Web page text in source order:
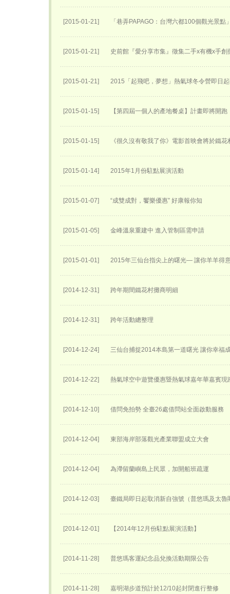
[2015-01-21] 「巷弄PAPAGO：台灣六都100個觀光景點
[2015-01-21] 史前館『愛分享市集』徵集二手x有機x手創
[2015-01-21] 2015「起飛吧，夢想」熱氣球冬令營即日
[2015-01-15] 【第四屆一個人的產地餐桌】計畫即將開跑
[2015-01-15] 《很久沒有敬我了你》電影首映會將於鐵花
[2015-01-14] 2015年1月份駐點展演活動
[2015-01-07] “成雙成對，饗樂優惠” 好康報你知
[2015-01-05] 金峰溫泉重建中 進入管制區需申請
[2015-01-01] 2015年三仙台指尖上的曙光— 讓你羊羊得
[2014-12-31] 跨年期間鐵花村攤商明細
[2014-12-31] 跨年活動總整理
[2014-12-24] 三仙台捕捉2014本島第一道曙光 讓你幸福
[2014-12-22] 熱氣球空中遊覽優惠暨熱氣球嘉年華嘉賓現
[2014-12-10] 借問免拍勢 全臺26處借問站全面啟動服務
[2014-12-04] 東部海岸部落觀光產業聯盟成立大會
[2014-12-04] 為滯留蘭嶼島上民眾，加開船班疏運
[2014-12-03] 臺鐵局即日起取消新自強號（普悠瑪及太
[2014-12-01] 【2014年12月份駐點展演活動】
[2014-11-28] 普悠瑪客運紀念品兌換活動期限公告
[2014-11-28] 嘉明湖步道預計於12/10起封閉進行整修